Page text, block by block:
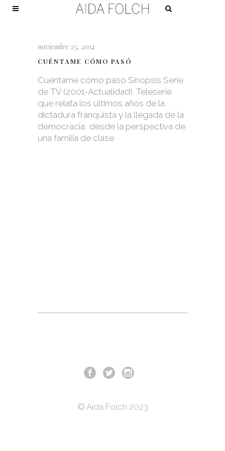
noviembre 25, 2014
CUÉNTAME CÓMO PASÓ
Cuéntame cómo pasó Sinopsis Serie
de TV (2001-Actualidad). Teleserie
que relata los últimos años de la
dictadura franquista y la llegada de la
democracia, desde la perspectiva de
una familia de clase
© Aida Folch 2023